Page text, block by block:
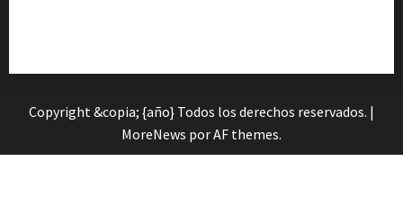
Copyright &copia; {año} Todos los derechos reservados. |
MoreNews por AF themes.